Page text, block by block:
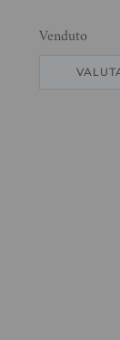
Venduto